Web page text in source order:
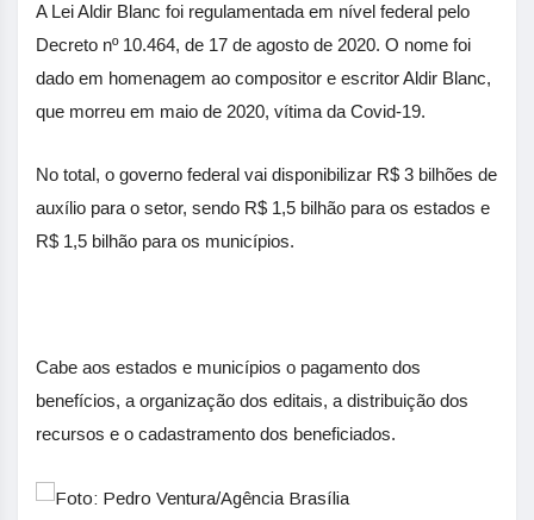
A Lei Aldir Blanc foi regulamentada em nível federal pelo
Decreto nº 10.464, de 17 de agosto de 2020. O nome foi
dado em homenagem ao compositor e escritor Aldir Blanc,
que morreu em maio de 2020, vítima da Covid-19.
No total, o governo federal vai disponibilizar R$ 3 bilhões de
auxílio para o setor, sendo R$ 1,5 bilhão para os estados e
R$ 1,5 bilhão para os municípios.
Cabe aos estados e municípios o pagamento dos
benefícios, a organização dos editais, a distribuição dos
recursos e o cadastramento dos beneficiados.